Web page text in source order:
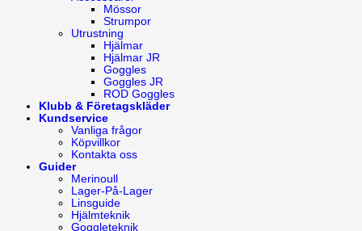
Mössor
Strumpor
Utrustning
Hjälmar
Hjälmar JR
Goggles
Goggles JR
ROD Goggles
Klubb & Företagskläder
Kundservice
Vanliga frågor
Köpvillkor
Kontakta oss
Guider
Merinoull
Lager-På-Lager
Linsguide
Hjälmteknik
Goggleteknik